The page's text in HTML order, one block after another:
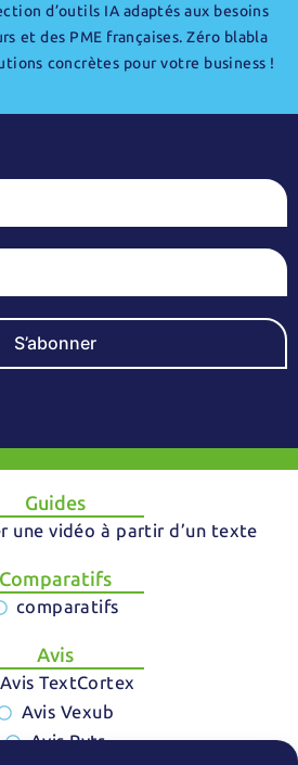
d’outils IA adaptés aux besoins
et des PME françaises. Zéro blabla
concrètes pour votre business !
S’abonner
Guides
une vidéo à partir d’un texte
Comparatifs
comparatifs
Avis
Avis TextCortex
Avis Vexub
Avis Rytr